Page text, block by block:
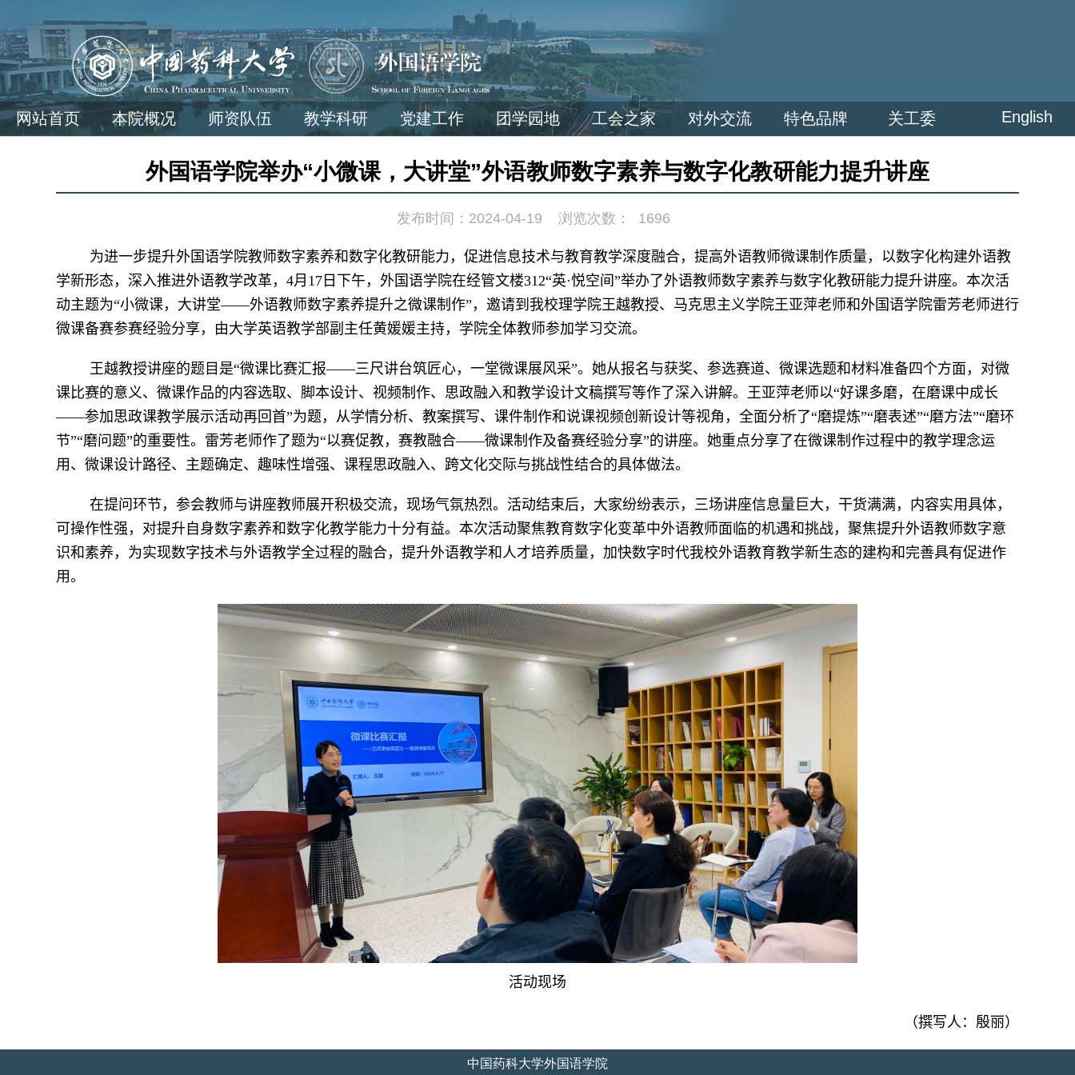
网站首页 本院概况 师资队伍 教学科研 党建工作 团学园地 工会之家 对外交流 特色品牌 关工委 English
外国语学院举办“小微课，大讲堂”外语教师数字素养与数字化教研能力提升讲座
发布时间：2024-04-19 浏览次数： 1696
为进一步提升外国语学院教师数字素养和数字化教研能力，促进信息技术与教育教学深度融合，提高外语教师微课制作质量，以数字化构建外语教
学新形态，深入推进外语教学改革， 4月 17 日下午，外国语学院在经管文楼312“英·悦空间”举办了外语教师数字素养与数字化教研能力提升讲座。本次活
动主题为“小微课，大讲堂——外语教师数字素养提升之微课制作”，邀请到我校理学院王越教授、马克思主义学院王亚萍老师和外国语学院雷芳老师进行
微课备赛参赛经验分享，由大学英语教学部副主任黄媛媛主持，学院全体教师参加学习交流。
王越教授讲座的题目是“微课比赛汇报——三尺讲台筑匠心，一堂微课展风采”。她从报名与获奖、参选赛道、微课选题和材料准备四个方面，对微
课比赛的意义、微课作品的内容选取、脚本设计、视频制作、思政融入和教学设计文稿撰写等作了深入讲解。王亚萍老师以“好课多磨，在磨课中成长
——参加思政课教学展示活动再回首”为题，从学情分析、教案撰写、课件制作和说课视频创新设计等视角，全面分析了“磨提炼”“磨表述”“磨方法”“磨环
节”“磨问题”的重要性。雷芳老师作了题为“以赛促教，赛教融合——微课制作及备赛经验分享”的讲座。她重点分享了在微课制作过程中的教学理念运
用、微课设计路径、主题确定、趣味性增强、课程思政融入、跨文化交际与挑战性结合的具体做法。
在提问环节，参会教师与讲座教师展开积极交流，现场气氛热烈。活动结束后，大家纷纷表示，三场讲座信息量巨大，干货满满，内容实用具体，
可操作性强，对提升自身数字素养和数字化教学能力十分有益。本次活动聚焦教育数字化变革中外语教师面临的机遇和挑战，聚焦提升外语教师数字意
识和素养，为实现数字技术与外语教学全过程的融合，提升外语教学和人才培养质量，加快数字时代我校外语教育教学新生态的建构和完善具有促进作
用。
活动现场
（撰写人：殷丽）
中国药科大学外国语学院